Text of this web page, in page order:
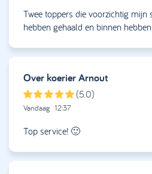
Twee toppers die voorzichtig mijn
hebben gehaald en binnen
Over koerierArnout
(5.0)
Vandaag 12:37
Top service! 🙂